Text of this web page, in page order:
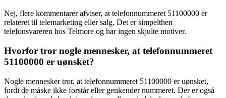
Nej, flere kommentarer afviser, at telefonnummeret 51100000 er
relateret til telemarketing eller salg. Det er simpelthen
telefonsvareren hos Telmore og har ingen skjulte motiver.
Hvorfor tror nogle mennesker, at telefonnummeret
51100000 er uønsket?
Nogle mennesker tror, at telefonnummeret 51100000 er uønsket,
fordi de måske ikke forstår eller genkender nummeret. Der er også